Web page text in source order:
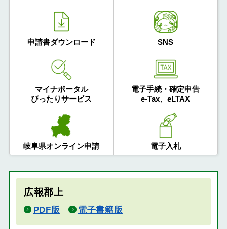
申請書ダウンロード SNS
マイナポータル
ぴったりサービス
電子手続・確定申告
e-Tax、eLTAX
岐阜県オンライン申請 電子入札
広報郡上
PDF版 電子書籍版